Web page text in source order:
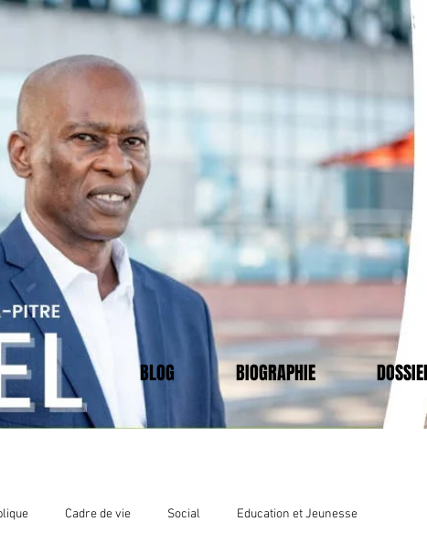
BLOG BIOGRAPHIE
Cadre de vie Social Education et Jeunesse